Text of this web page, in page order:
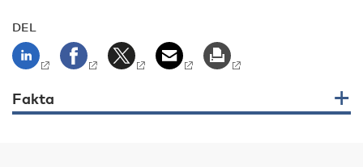
DEL
Fakta